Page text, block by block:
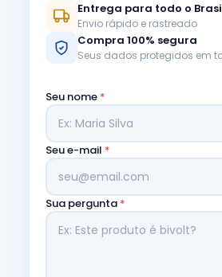
Entrega para todo o
Envio rápido e rastreado
Compra 100% segura
Seus dados protegidos em
Seu nome *
Seu e-mail *
Sua pergunta *